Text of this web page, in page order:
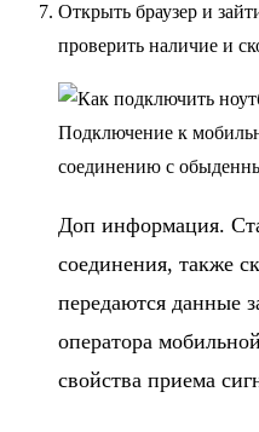
Открыть браузер и
проверить наличие и
Подключение к
соединению с
Доп информация.
соединения, также
передаются данные
оператора
свойства приема